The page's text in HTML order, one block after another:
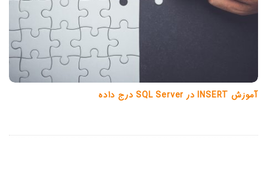
آموزش INSERT در SQL Server درج داده